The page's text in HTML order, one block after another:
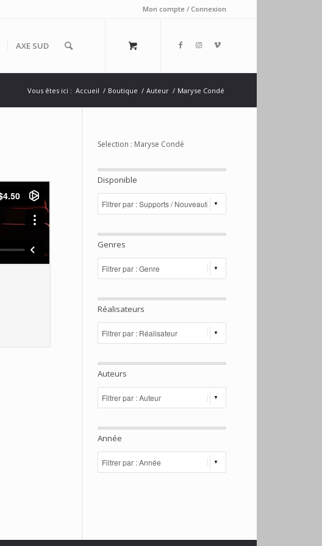
Mon compte / Connexion
AXE SUD
Vous êtes ici : Accueil / Boutique / Auteur / Maryse Condé
Selection : Maryse Condé
Disponible
Genres
Réalisateurs
Auteurs
Année